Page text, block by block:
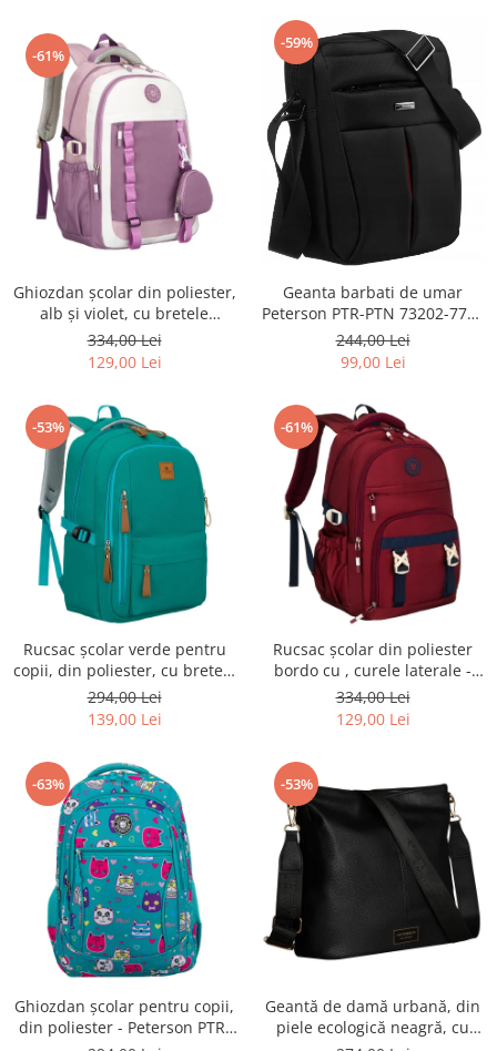
-61%
Ghiozdan școlar din poliester,
alb și violet, cu bretele
reglabile - Peterson PTR-PTN
8603-1303 PURPLE
334,00 Lei
129,00 Lei
-59%
Geanta barbati de umar
Peterson PTR-PTN 73202-7738
BL
244,00 Lei
99,00 Lei
-53%
Rucsac școlar verde pentru
copii, din poliester, cu bretele
reglabile - Peterson PTR-PTN
BHX-01-9259 Gree
294,00 Lei
139,00 Lei
-61%
Rucsac școlar din poliester
bordo cu , curele laterale -
Peterson PTR-PTN 8594-1402
BORDO
334,00 Lei
129,00 Lei
-63%
Ghiozdan școlar pentru copii,
din poliester - Peterson PTR-
-53%
Geantă de damă urbană, din
piele ecologică neagră, cu